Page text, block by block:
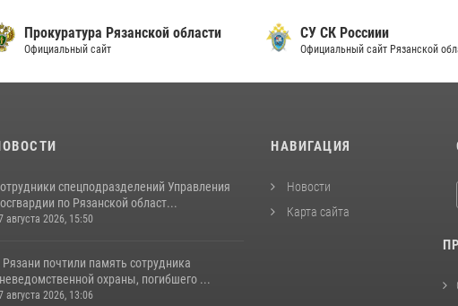
Прокуратура Рязанской области
Официальный сайт
СУ СК Россиии
Официальный сайт Рязанской
спецподразделений Управления
по Рязанской област...
августа 2026, 15:50
Рязани почтили память сотрудника
охраны, погибшего ...
августа 2026, 13:06
НАВИГАЦИЯ
Новости
Карта сайта